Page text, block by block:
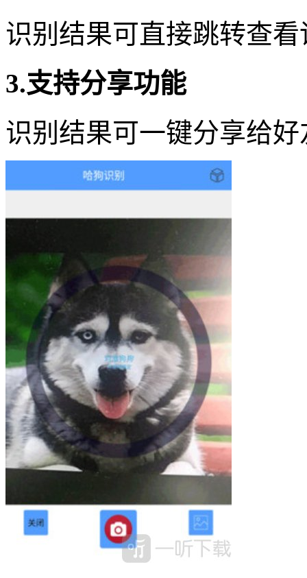
识别结果可直接跳转查
3.支持分享功能
识别结果可一键分享给